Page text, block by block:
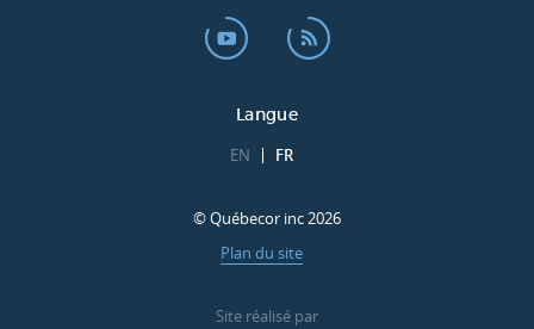
Langue
EN FR
© Québecor inc 2026
Plan du site
Site réalisé par